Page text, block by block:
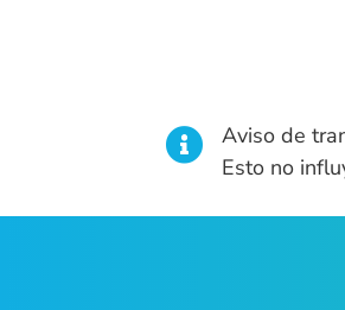

Aviso de
Esto no